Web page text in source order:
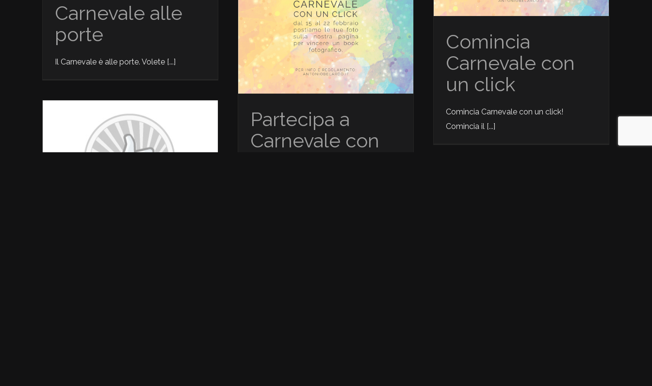
Comincia
Carnevale con
un click
Comincia Carnevale con un click!
Comincia il [...]
Carnevale
Partecipa a
Carnevale con
Carnevale alle
porte
Il Carnevale è alle porte. Volete [...]